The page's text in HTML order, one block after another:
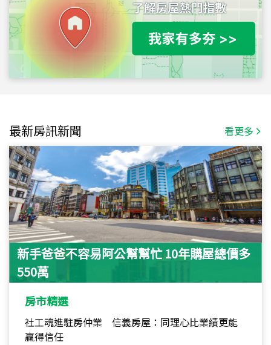
最新房訊新聞 看更多
新手爸爸不容易阿公幫幫忙 10年購屋總價多
550萬
房市精選
社工魂進駐房仲業 信義房屋：同理心比業績更能
贏得信任